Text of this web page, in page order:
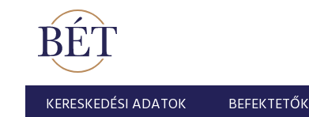
KERESKEDÉSI ADATOK BEFEKTETŐK